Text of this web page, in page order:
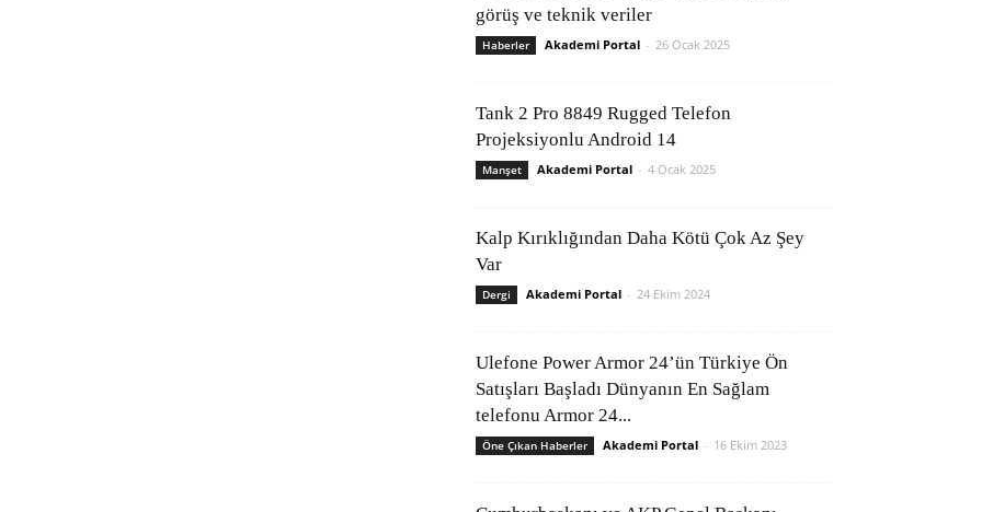
görüş ve teknik veriler
Haberler Akademi Portal - 26 Ocak 2025
Tank 2 Pro 8849 Rugged Telefon
Projeksiyonlu Android 14
Manşet Akademi Portal - 4 Ocak 2025
Kalp Kırıklığından Daha Kötü Çok Az Şey
Var
Dergi Akademi Portal - 24 Ekim 2024
Ulefone Power Armor 24’ün Türkiye Ön
Satışları Başladı Dünyanın En Sağlam
telefonu Armor 24...
Öne Çıkan Haberler Akademi Portal - 16 Ekim 2023